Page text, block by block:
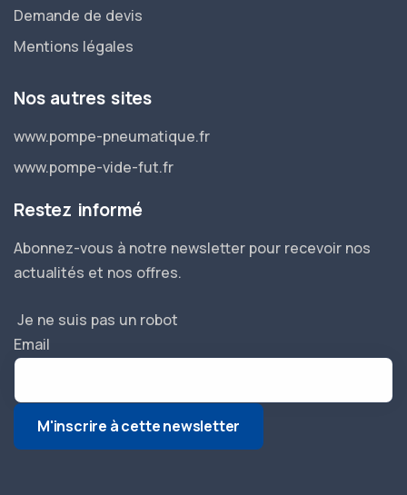
Demande de devis
Mentions légales
Nos autres sites
www.pompe-pneumatique.fr
www.pompe-vide-fut.fr
Restez informé
Abonnez-vous à notre newsletter pour recevoir nos
actualités et nos offres.
Je ne suis pas un robot
Email